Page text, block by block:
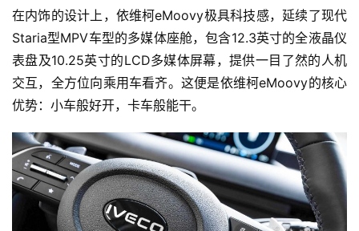
在内饰的设计上，依维柯eMoovy极具科技感，延续了现代
Staria型MPV车型的多媒体座舱，包含12.3英寸的全液晶仪
表盘及10.25英寸的LCD多媒体屏幕，提供一目了然的人机
交互，全方位向乘用车看齐。这便是依维柯eMoovy的核心
优势：小车般好开，卡车般能干。